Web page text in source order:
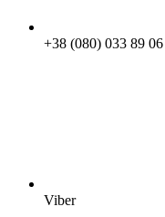
+38 (080) 033 89 06
Viber